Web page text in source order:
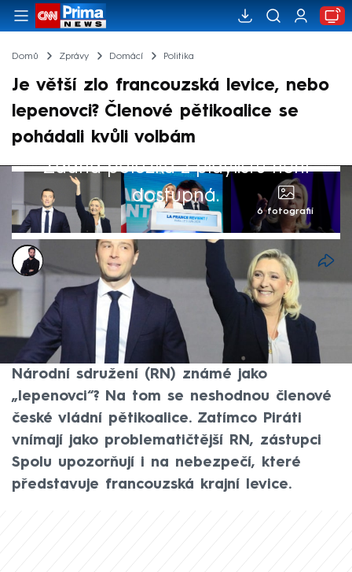
Domů Zprávy Domácí Politika
Je větší zlo francouzská levice, nebo
lepenovci? Členové pětikoalice se
pohádali kvůli volbám
Žádná položka z playlistu není
dostupná.
6 fotografií
Marek Veselý
8. čvc 2024, 18:34
Je větším zlem francouzská Nová lidová
fronta složená z levicových a krajně
levicových uskupení, nebo nacionalistické
Národní sdružení (RN) známé jako
„lepenovci“? Na tom se neshodnou členové
české vládní pětikoalice. Zatímco Piráti
vnímají jako problematičtější RN, zástupci
Spolu upozorňují i na nebezpečí, které
představuje francouzská krajní levice.